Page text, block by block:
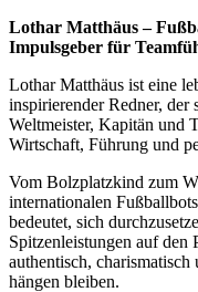
Lothar Matthäus –
Impulsgeber für
Lothar Matthäus ist eine
inspirierender Redner, der
Weltmeister, Kapitän und
Wirtschaft, Führung und
Vom Bolzplatzkind zum
internationalen
bedeutet, sich
Spitzenleistungen auf den
authentisch,
hängen bleiben.